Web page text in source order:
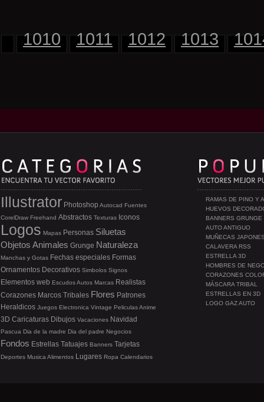
1010 1011 1012 1013
RAMAS DE PINO Y
HUEVOS
BANNERS GRUNGE
AUTO ANTIGUO
MUÑECAS
CALAVERA RSS
ESTRELLA 3D
HOMBRES DE
CORAZONES
MÁSCARA TRIBAL
ESTRELLAS EN 3D
LOGO GAZ AUTO
Illustrator Photoshop Autocad Fuentes
CorelDraw Freehand Abstractos Texturas Iconos
Logos Mapas Personas Siluetas
Objetos Animales Grunge Naturaleza
Manchas y Gotas Fechas especiales Formas
Ornamentos Decorativos Simbolos Signos
Elementos web EscudosAutos Marcas Realistas
Corazones Marcos Tribales Flores Patrones
Heraldicos Juegos Electronica Vintage PeliculasAnime
3D Caricaturas Dibujos Vacaciones Navidad
Pascua Dia de la madre Dia del padre Negocios
Fondos Estrellas Tatuajes Banners Tarjetas
Deportes Musica Alimentos Lugares Ropa Calendarios